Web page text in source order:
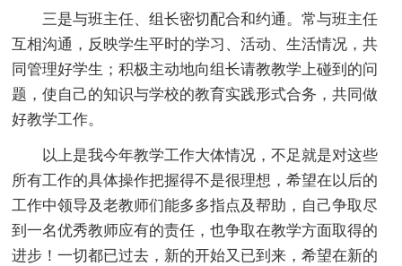
三是与班主任、组长密切配合和约通。常与班主任
互相沟通，反映学生平时的学习、活动、生活情况，共
同管理好学生；积极主动地向组长请教教学上碰到的问
题，使自己的知识与学校的教育实践形式合务，共同做
好教学工作。
以上是我今年教学工作大体情况，不足就是对这些
所有工作的具体操作把握得不是很理想，希望在以后的
工作中领导及老教师们能多多指点及帮助，自己争取尽
到一名优秀教师应有的责任，也争取在教学方面取得的
进步！一切都已过去，新的开始又已到来，希望在新的